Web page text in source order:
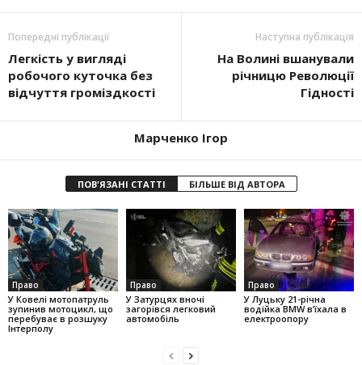
Попередні публікації
Легкість у вигляді
робочого куточка без
відчуття громіздкості
Наступна публікація
На Волині вшанували
річницю Революції
Гідності
Марченко Ігор
ПОВ'ЯЗАНІ СТАТТІ БІЛЬШЕ ВІД АВТОРА
Право
У Ковелі мотопатруль
зупинив мотоцикл, що
перебуває в розшуку
Інтерполу
Право
У Затурцях вночі
загорівся легковий
автомобіль
Право
У Луцьку 21-річна
водійка BMW в’їхала в
електроопору